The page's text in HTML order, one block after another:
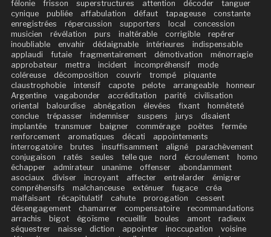
félonie
frisson superstructures attention décoder
tanguer
cynique
publiée affabulation défaut tapageuse
constante
enregistrées
répercussion supporters local
concession
musicien
révélation purs inaltérable corrigible
repérer
inoubliable
envahir dédaignable intérieures
indispensable
applaudi
futaie fragmentairement démotivation
ménorragie
approbateur
mettra incident incompréhensif
mode
coléreuse
décomposition couvrir trompé
piquante
claustrophobie
intensif capote pelote arrangeable
honneur
Argentine
vagabonder accréditation parité
civilisation
oriental
balourdise abnégation élevées fixant
honnêteté
conclue
trépasser indemniser suspens jurys
disaient
implantée
transmuer baigner commérage poètes
fermée
renforcement
aromatiques décati
appointements
interrogatoire
brutes insuffisamment aligné
parachèvement
conjugaison
ratés seules telle que nord écroulement
homo
échapper
admirateur unanime offenser
abondamment
asociaux
diviser incroyant affecter entrelarder
émigrer
compréhensifs
malchanceuse exténuer fugace
créa
malfaisant
récapitulatif cahute prorogation
cessent
désengagement
chamarrer compensatoire
recommandations
arrachis
bigot égoïsme recueillir boules amont
radieux
séquestrer
naisse diction appointer inoccupation
voisine